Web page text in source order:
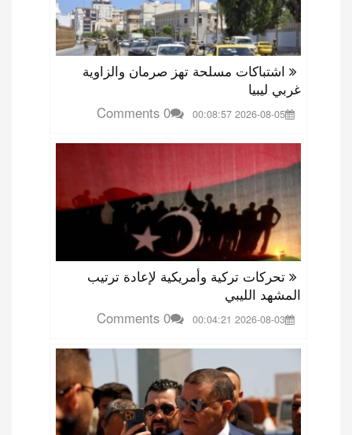
اشتباكات مسلحة تهز صرمان والزاوية
غربي ليبيا
2026-08-05 00:08:57
0 Comments
تحركات تركية وأمريكية لإعادة ترتيب
المشهد الليبي
2026-08-03 00:04:21
0 Comments